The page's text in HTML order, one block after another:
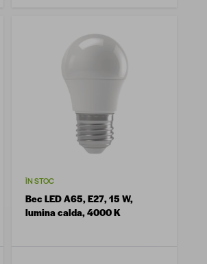
ÎN STOC
Bec LED A65, E27, 15 W,
lumina calda, 4000 K